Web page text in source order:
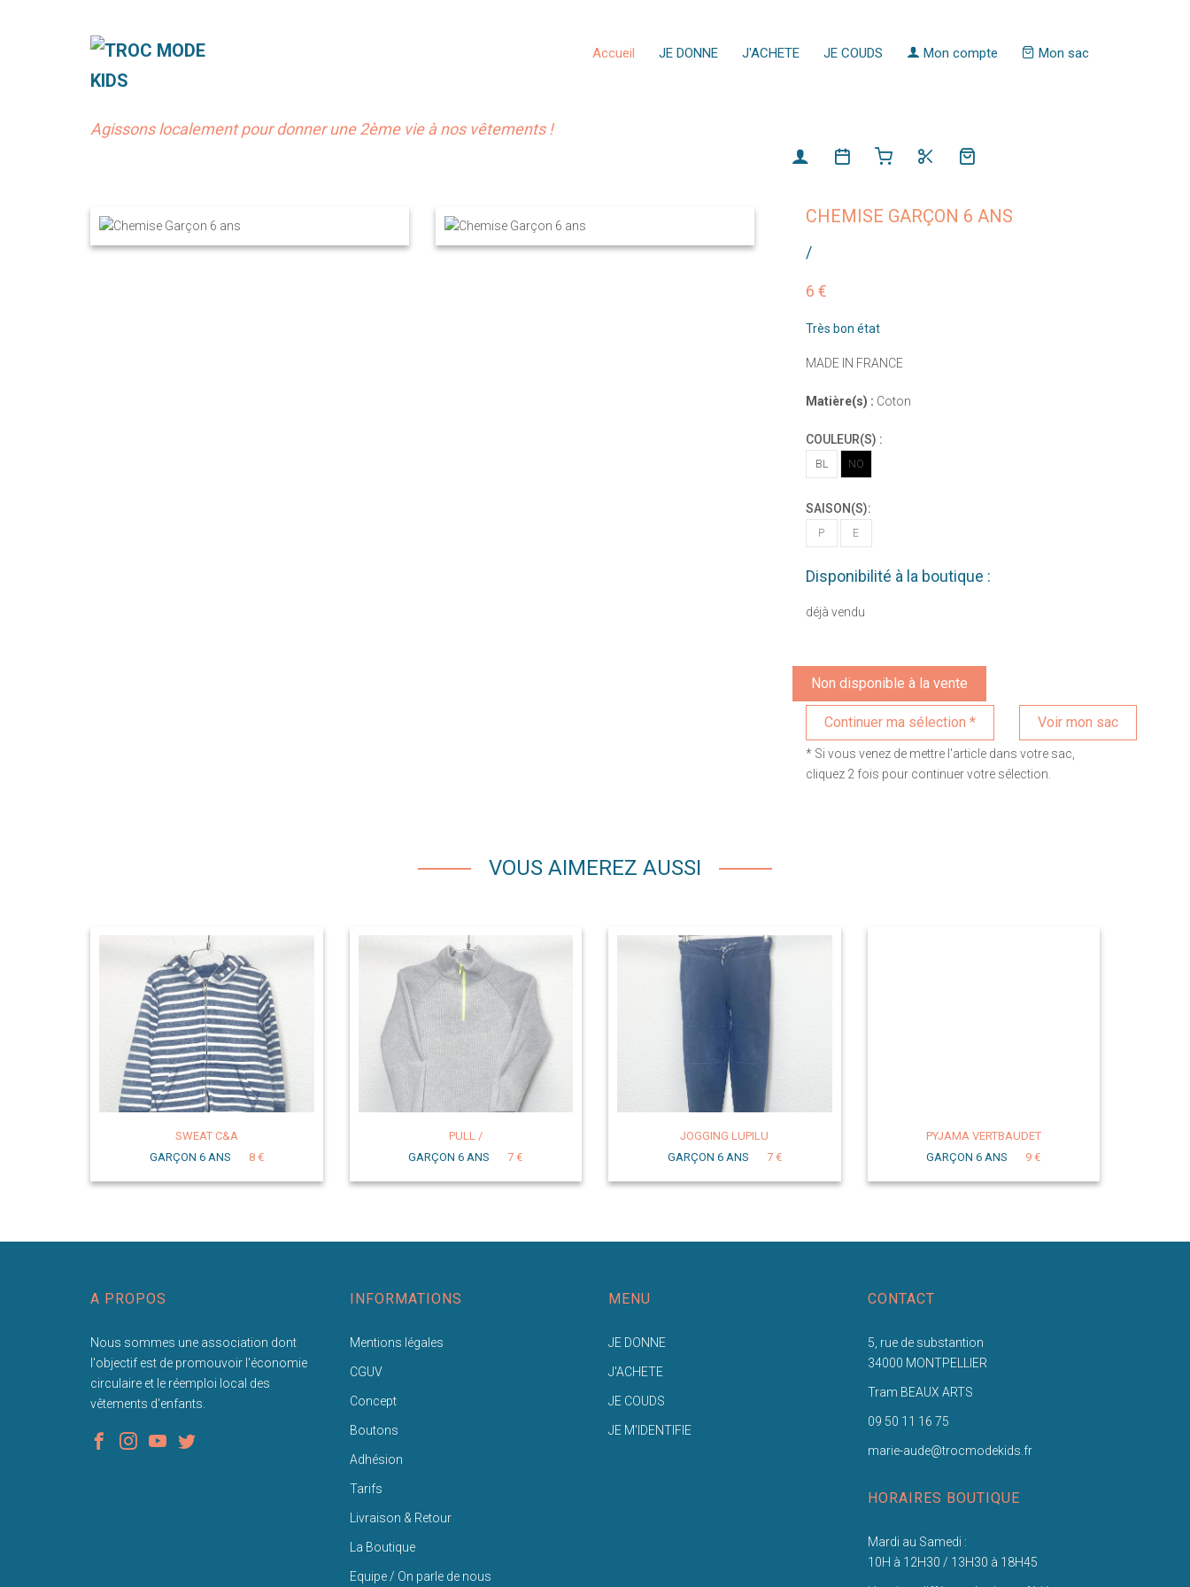
Accueil JE DONNE J'ACHETE JE COUDS Mon compte Mon sac
Agissons localement pour donner une 2ème vie à nos vêtements !
CHEMISE GARÇON 6 ANS
/
6 €
Très bon état
MADE IN FRANCE
Matière(s) : Coton
COULEUR(S) :
BL NO
SAISON(S):
P E
Disponibilité à la boutique :
déjà vendu
Non disponible à la vente
Voir mon sac
* Si vous venez de mettre l'article dans votre sac,
cliquez 2 fois pour continuer votre sélection.
VOUS AIMEREZ AUSSI
SWEAT C&A
GARÇON 6 ANS
8 €
PULL /
GARÇON 6 ANS
7 €
JOGGING LUPILU
GARÇON 6 ANS
7 €
PYJAMA VERTBAUDET
GARÇON 6 ANS
9 €
A PROPOS
Nous sommes une association dont
l'objectif est de promouvoir l'économie
circulaire et le réemploi local des
vêtements d'enfants.
INFORMATIONS
Mentions légales
CGUV
Concept
Boutons
Adhésion
Tarifs
Livraison & Retour
La Boutique
Equipe / On parle de nous
MENU
JE DONNE
J'ACHETE
JE COUDS
JE M'IDENTIFIE
CONTACT
5, rue de substantion
34000 MONTPELLIER
Tram BEAUX ARTS
09 50 11 16 75
marie-aude@trocmodekids.fr
HORAIRES BOUTIQUE
Mardi au Samedi :
10H à 12H30 / 13H30 à 18H45